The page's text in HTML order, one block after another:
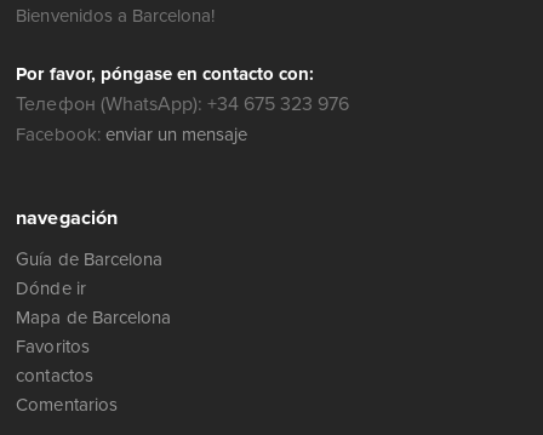
Bienvenidos a Barcelona!
Por favor, póngase en contacto con:
Телефон (WhatsApp): +34 675 323 976
Facebook: enviar un mensaje
navegación
Guía de Barcelona
Dónde ir
Mapa de Barcelona
Favoritos
contactos
Comentarios